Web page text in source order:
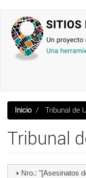
contenido
principal
Inicio Tribunal de
Tribunal
Nro.: "[Asesinatos